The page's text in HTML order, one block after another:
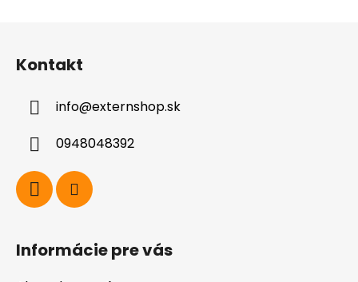
Kontakt
info@externshop.sk
0948048392
Informácie pre vás